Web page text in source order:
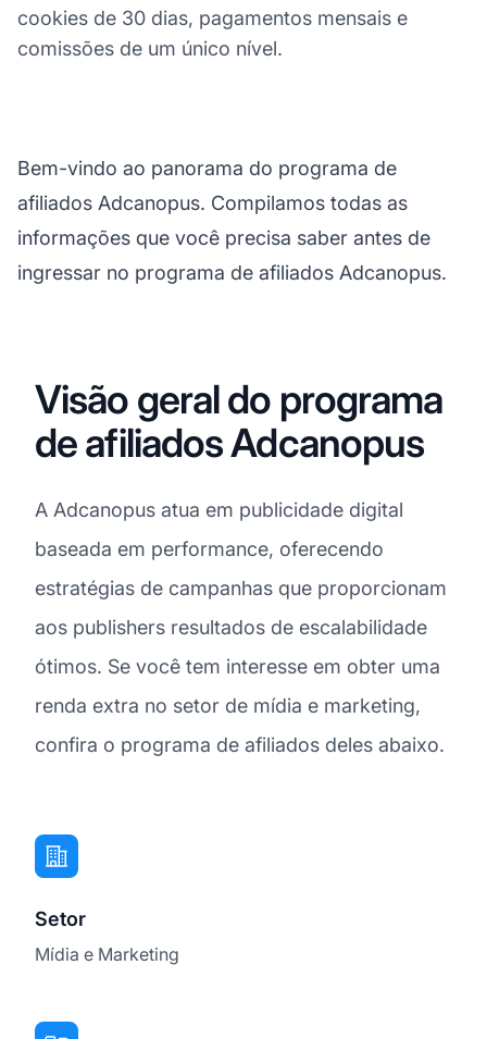
cookies de 30 dias, pagamentos mensais e
comissões de um único nível.
Bem-vindo ao panorama do programa de
afiliados Adcanopus. Compilamos todas as
informações que você precisa saber antes de
ingressar no programa de afiliados Adcanopus.
Visão geral do programa
de afiliados Adcanopus
A Adcanopus atua em publicidade digital
baseada em performance, oferecendo
estratégias de campanhas que proporcionam
aos publishers resultados de escalabilidade
ótimos. Se você tem interesse em obter uma
renda extra no setor de mídia e marketing,
confira o programa de afiliados deles abaixo.
Setor
Mídia e Marketing